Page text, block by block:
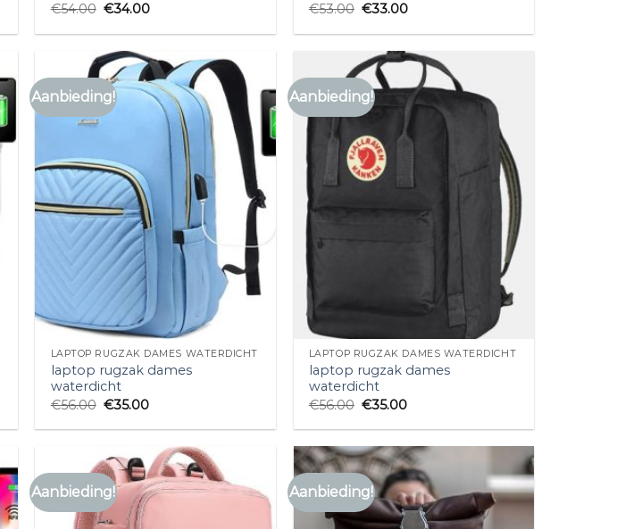
€54.00 €34.00
€53.00 €33.00
Aanbieding!
LAPTOP RUGZAK DAMES WATERDICHT
laptop rugzak dames
waterdicht
€56.00 €35.00
Aanbieding!
LAPTOP RUGZAK DAMES WATERDICHT
laptop rugzak dames
waterdicht
€56.00 €35.00
Aanbieding! Aanbieding!